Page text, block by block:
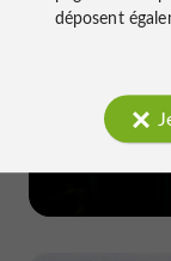
déposent